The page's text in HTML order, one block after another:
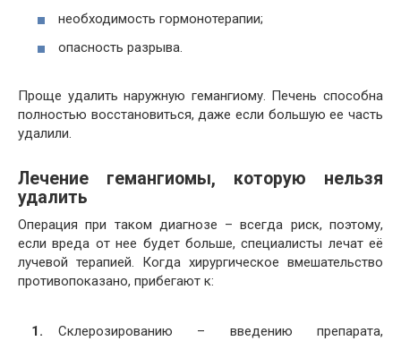
необходимость гормонотерапии;
опасность разрыва.
Проще удалить наружную гемангиому. Печень способна
полностью восстановиться, даже если большую ее часть
удалили.
Лечение гемангиомы, которую нельзя
удалить
Операция при таком диагнозе – всегда риск, поэтому,
если вреда от нее будет больше, специалисты лечат её
лучевой терапией. Когда хирургическое вмешательство
противопоказано, прибегают к:
Склерозированию – введению препарата,